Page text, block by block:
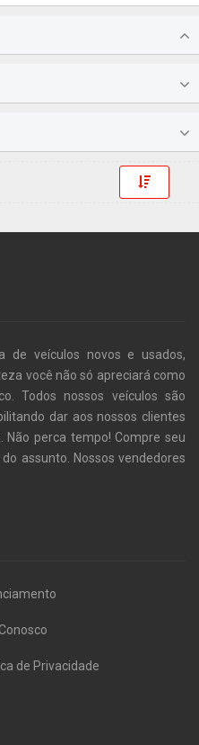
Toggle
de veículos novos e usados,
você não só apreciará como
Todos nossos veículos são
dar aos nossos clientes
perca tempo! Compre seu
assunto. Nossos vendedores
de Privacidade